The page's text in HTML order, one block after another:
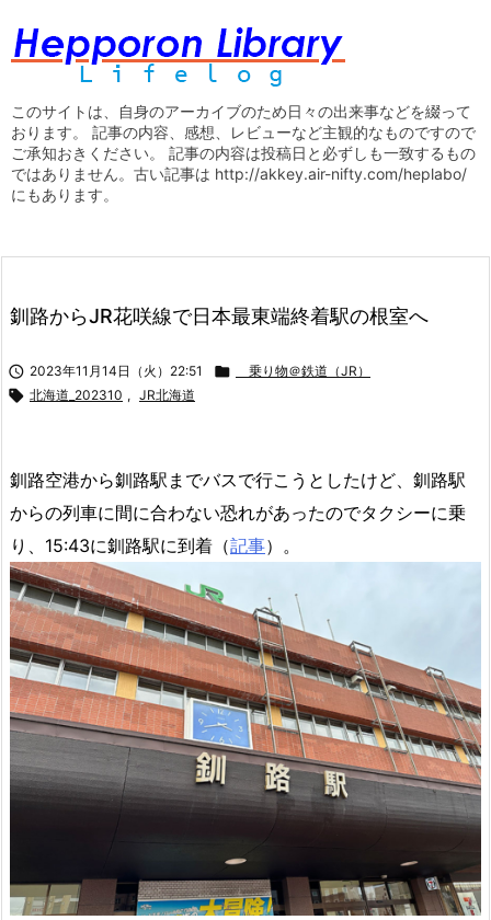
このサイトは、自身のアーカイブのため日々の出来事などを綴って
おります。 記事の内容、感想、レビューなど主観的なものですので
ご承知おきください。 記事の内容は投稿日と必ずしも一致するもの
ではありません。古い記事は http://akkey.air-nifty.com/heplabo/
にもあります。
釧路からJR花咲線で日本最東端終着駅の根室へ
 2023年11月14日（火）22:51  乗り物＠鉄道（JR）
 北海道_202310 , JR北海道
釧路空港から釧路駅までバスで行こうとしたけど、釧路駅
からの列車に間に合わない恐れがあったのでタクシーに乗
り、15:43に釧路駅に到着（記事）。